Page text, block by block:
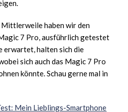
Mittlerweile haben wir den
7 Pro, ausführlich getestet
erwartet, halten sich die
sich auch das Magic 7 Pro
könnte. Schau gerne mal in
Mein Lieblings-Smartphone